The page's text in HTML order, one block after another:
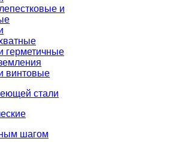
и
герметичные
винтовые
стали
шагом